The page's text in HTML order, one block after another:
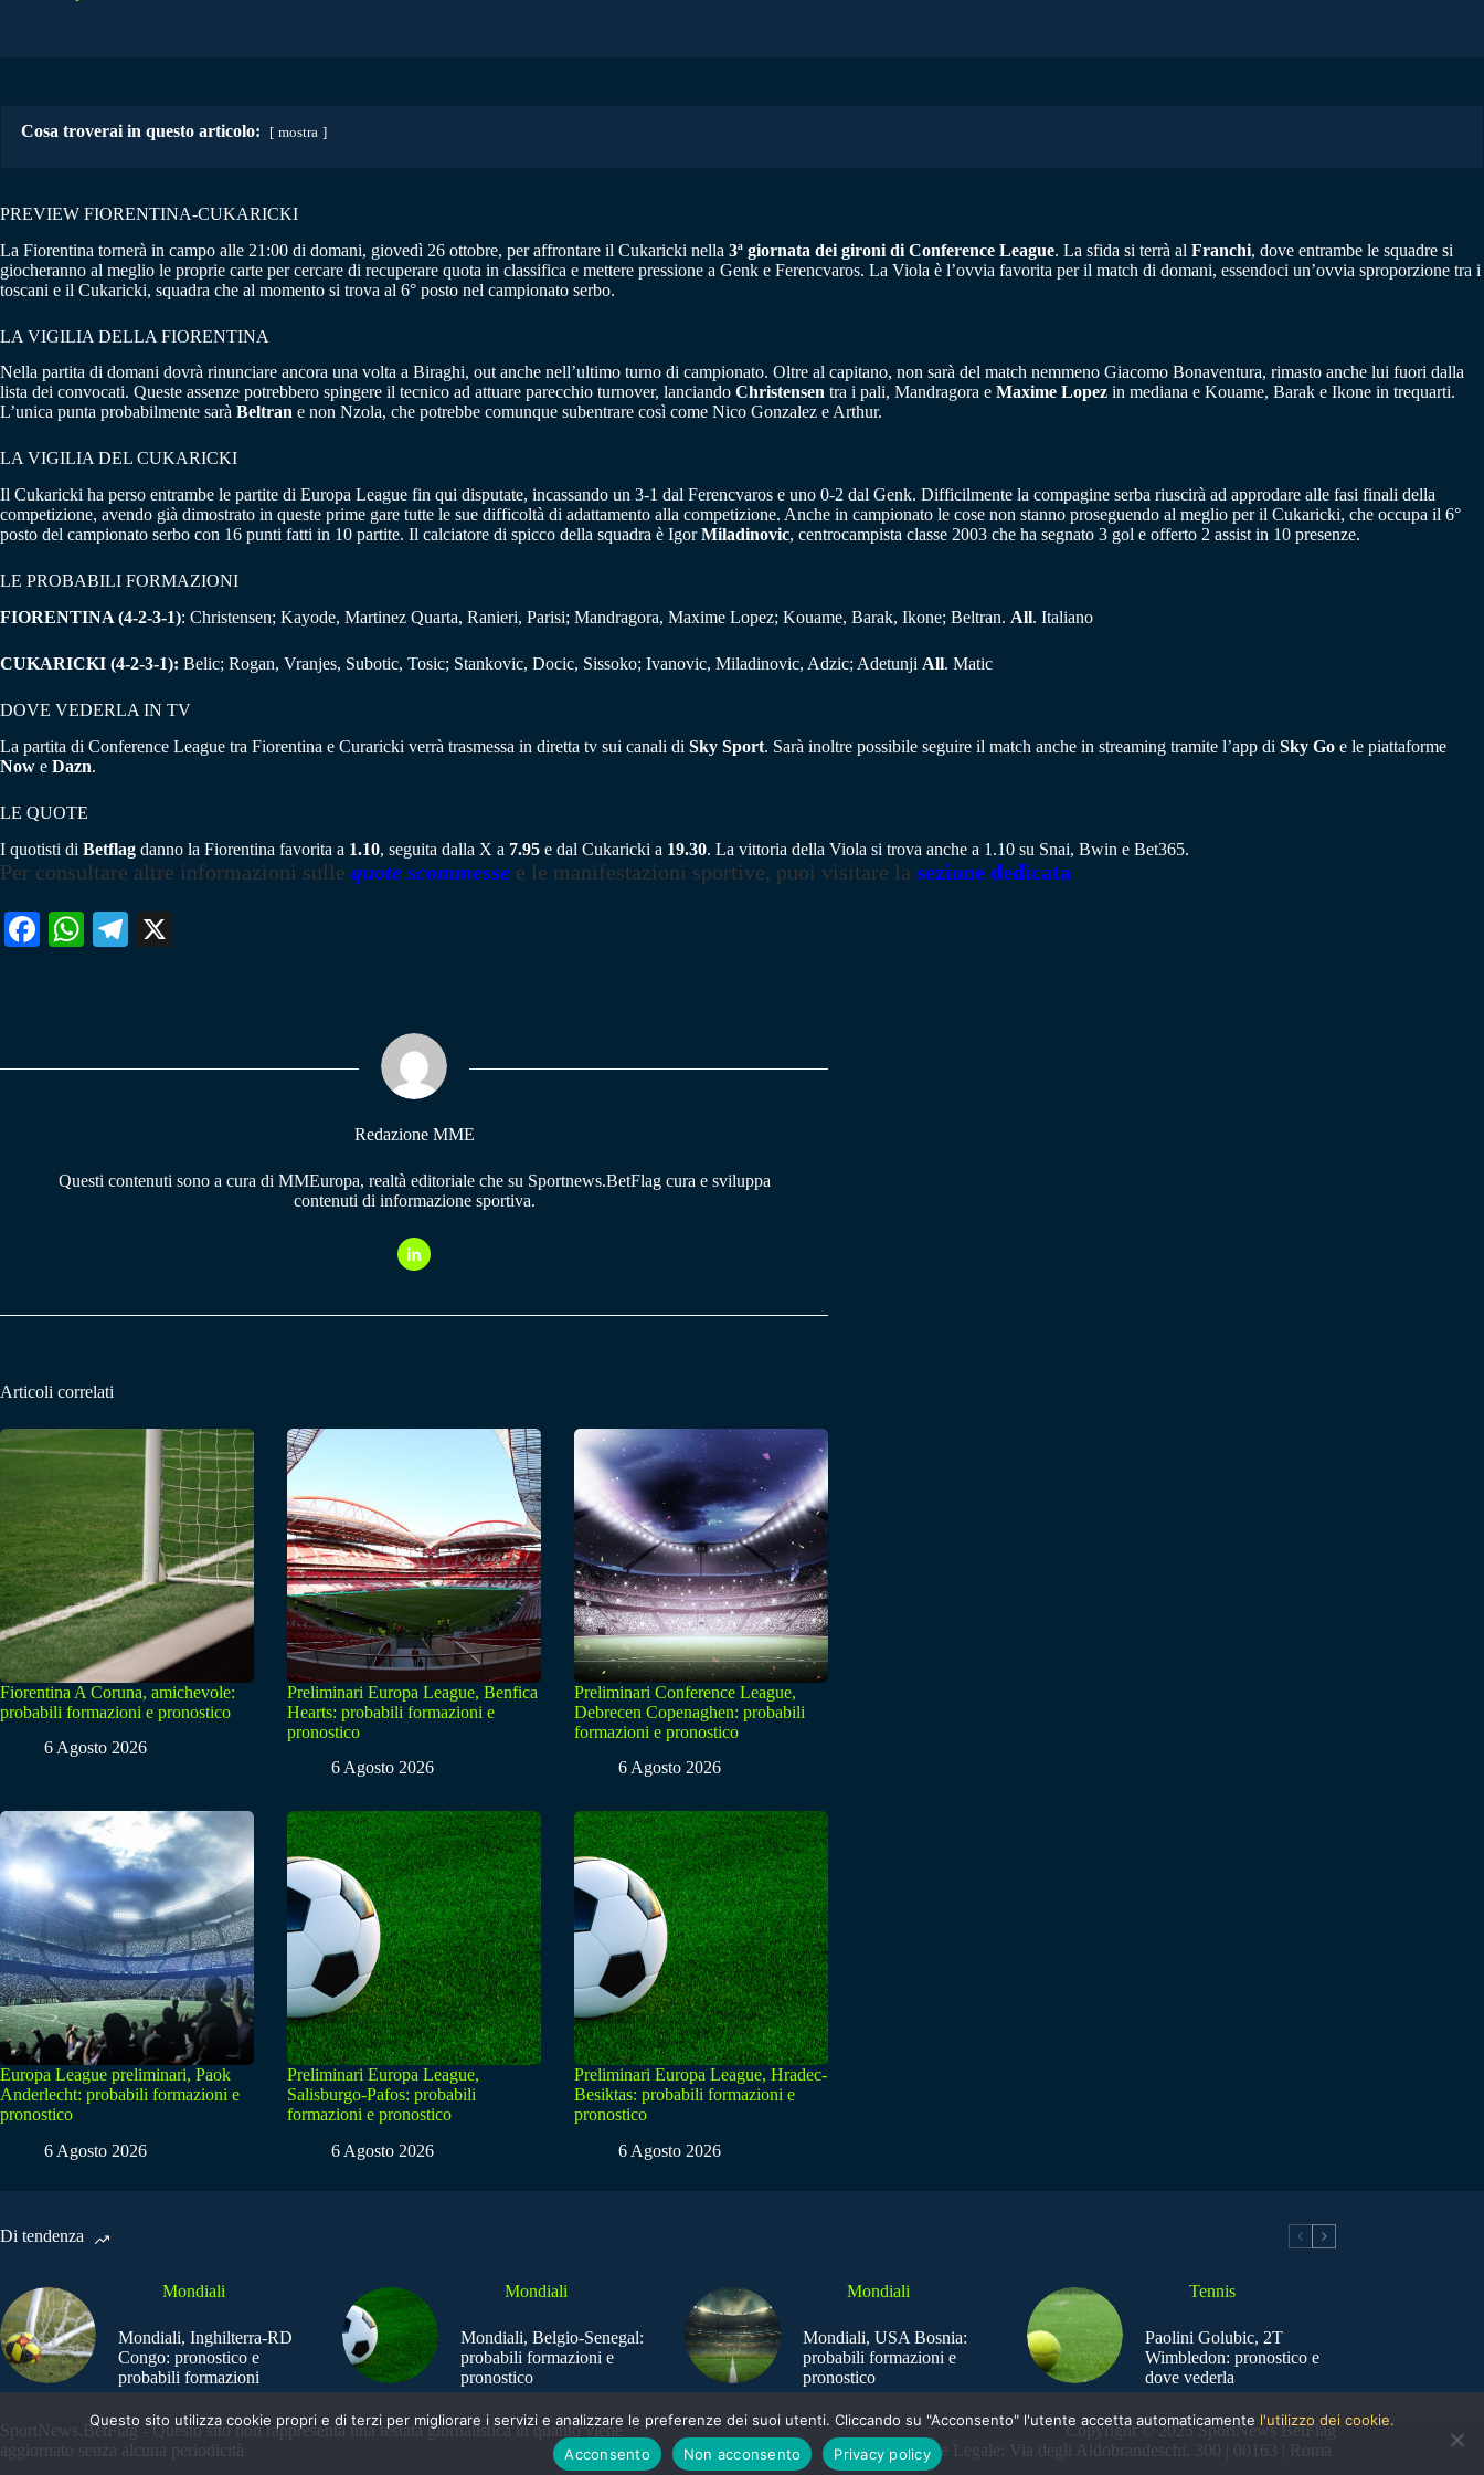
Cosa troverai in questo articolo: mostra
PREVIEW FIORENTINA-CUKARICKI
La Fiorentina tornerà in campo alle 21:00 di domani, giovedì 26 ottobre, per affrontare il Cukaricki nella 3ª giornata dei gironi di Conference League. La sfida si terrà al Franchi, dove entrambe le squadre si
giocheranno al meglio le proprie carte per cercare di recuperare quota in classifica e mettere pressione a Genk e Ferencvaros. La Viola è l’ovvia favorita per il match di domani, essendoci un’ovvia sproporzione tra i
toscani e il Cukaricki, squadra che al momento si trova al 6° posto nel campionato serbo.
LA VIGILIA DELLA FIORENTINA
Nella partita di domani dovrà rinunciare ancora una volta a Biraghi, out anche nell’ultimo turno di campionato. Oltre al capitano, non sarà del match nemmeno Giacomo Bonaventura, rimasto anche lui fuori dalla
lista dei convocati. Queste assenze potrebbero spingere il tecnico ad attuare parecchio turnover, lanciando Christensen tra i pali, Mandragora e Maxime Lopez in mediana e Kouame, Barak e Ikone in trequarti.
L’unica punta probabilmente sarà Beltran e non Nzola, che potrebbe comunque subentrare così come Nico Gonzalez e Arthur.
LA VIGILIA DEL CUKARICKI
Il Cukaricki ha perso entrambe le partite di Europa League fin qui disputate, incassando un 3-1 dal Ferencvaros e uno 0-2 dal Genk. Difficilmente la compagine serba riuscirà ad approdare alle fasi finali della
competizione, avendo già dimostrato in queste prime gare tutte le sue difficoltà di adattamento alla competizione. Anche in campionato le cose non stanno proseguendo al meglio per il Cukaricki, che occupa il 6°
posto del campionato serbo con 16 punti fatti in 10 partite. Il calciatore di spicco della squadra è IgorMiladinovic, centrocampista classe 2003 che ha segnato 3 gol e offerto 2 assist in 10 presenze.
LE PROBABILI FORMAZIONI
FIORENTINA (4-2-3-1): Christensen; Kayode, Martinez Quarta, Ranieri, Parisi; Mandragora, Maxime Lopez; Kouame, Barak, Ikone; Beltran. All. Italiano
CUKARICKI (4-2-3-1): Belic; Rogan, Vranjes, Subotic, Tosic; Stankovic, Docic, Sissoko; Ivanovic, Miladinovic, Adzic; Adetunji All. Matic
DOVE VEDERLA IN TV
La partita di Conference League tra Fiorentina e Curaricki verrà trasmessa in diretta tv sui canali di Sky Sport. Sarà inoltre possibile seguire il match anche in streaming tramite l’app di Sky Go e le piattaforme
Now e Dazn.
LE QUOTE
I quotisti di Betflag danno la Fiorentina favorita a 1.10, seguita dalla X a 7.95 e dal Cukaricki a 19.30. La vittoria della Viola si trova anche a 1.10 su Snai, Bwin e Bet365.
Per consultare altre informazioni sulle quote scommesse e le manifestazioni sportive, puoi visitare la sezione dedicata
Fa W
pp
Te
m
Redazione MME
Questi contenuti sono a cura di MMEuropa, realtà editoriale che su Sportnews.BetFlag cura e sviluppa
contenuti di informazione sportiva.
Articoli correlati
Fiorentina A Coruna, amichevole:
probabili formazioni e pronostico
6 Agosto 2026
Preliminari Europa League, Benfica
Hearts: probabili formazioni e
pronostico
6 Agosto 2026
Preliminari Conference League,
Debrecen Copenaghen: probabili
formazioni e pronostico
6 Agosto 2026
Europa League preliminari, Paok
Anderlecht: probabili formazioni e
pronostico
6 Agosto 2026
Preliminari Europa League,
Salisburgo-Pafos: probabili
formazioni e pronostico
6 Agosto 2026
Preliminari Europa League, Hradec-
Besiktas: probabili formazioni e
pronostico
6 Agosto 2026
Di tendenza
Mondiali
Mondiali, Inghilterra-RD
Congo: pronostico e
probabili formazioni
Mondiali
Mondiali, Belgio-Senegal:
probabili formazioni e
pronostico
Mondiali
Mondiali, USA Bosnia:
probabili formazioni e
pronostico
Tennis
Paolini Golubic, 2T
Wimbledon: pronostico e
dove vederla
SportNews.BetFlag - Questo sito non rappresenta una testata giornalistica in quanto viene
aggiornato senza alcuna periodicità
Copyright © 2025 SportNews BetFlag
Sede Legale: Via degli Aldobrandeschi, 300 | 00163 | Roma
Questo sito utilizza cookie propri e di terzi per migliorare i servizi e analizzare le preferenze dei suoi utenti. Cliccando su "Acconsento" l'utente accetta automaticamente l'utilizzo dei cookie.
Acconsento
Non acconsento Privacy policy